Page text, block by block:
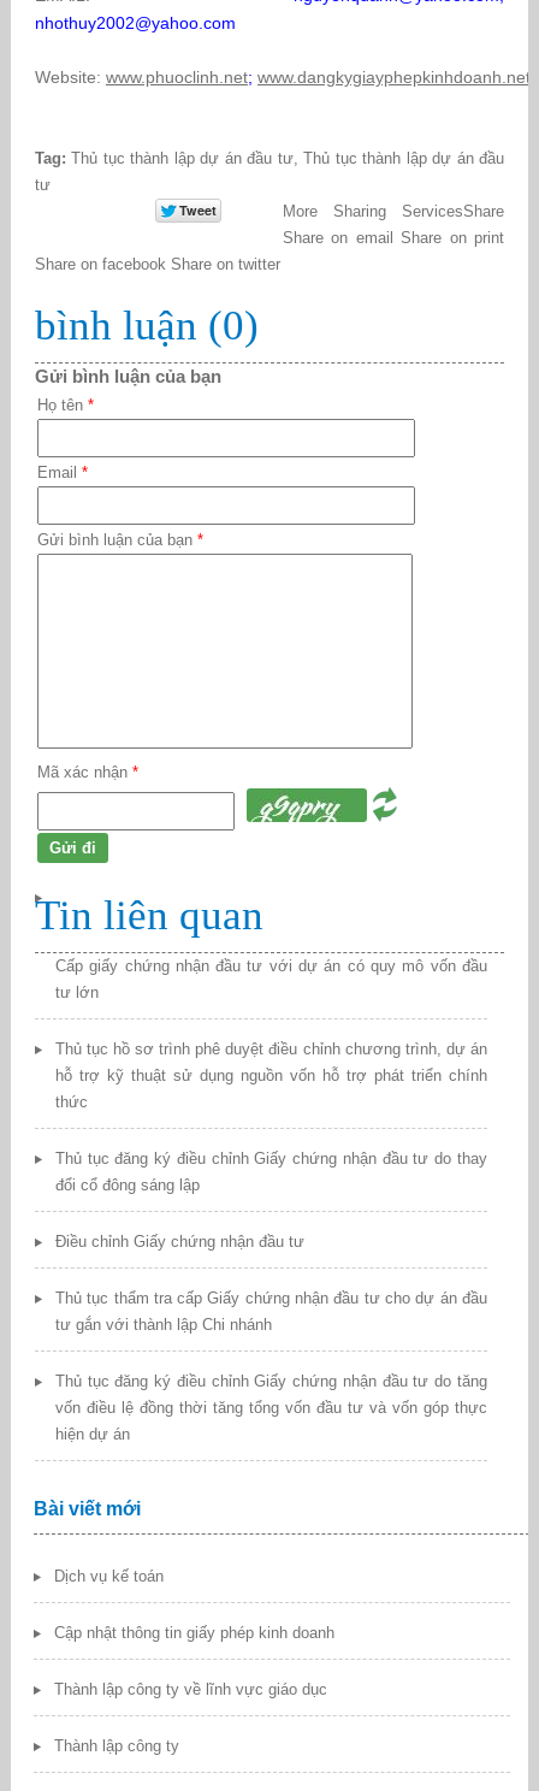
nhothuy2002@yahoo.com
Website: www.phuoclinh.net; www.dangkygiayphepkinhdoanh.net
Tag:Thủ tục thành lập dự án đầu tư,Thủ tục thành lập dự án đầu
tư
More Sharing ServicesShare
Share on email
Share on print
Share on facebook Share on twitter
bình luận (0)
Gửi bình luận của bạn
Họ tên *
Email *
Gửi bình luận của bạn *
Mã xác nhận *
Tin liên quan
Cấp giấy chứng nhận đầu tư với dự án có quy mô vốn đầu
tư lớn
Thủ tục hồ sơ trình phê duyệt điều chỉnh chương trình, dự án
hỗ trợ kỹ thuật sử dụng nguồn vốn hỗ trợ phát triển chính
thức
Thủ tục đăng ký điều chỉnh Giấy chứng nhận đầu tư do thay
đổi cổ đông sáng lập
Điều chỉnh Giấy chứng nhận đầu tư
Thủ tục thẩm tra cấp Giấy chứng nhận đầu tư cho dự án đầu
tư gắn với thành lập Chi nhánh
Thủ tục đăng ký điều chỉnh Giấy chứng nhận đầu tư do tăng
vốn điều lệ đồng thời tăng tổng vốn đầu tư và vốn góp thực
hiện dự án
Bài viết mới
Dịch vụ kế toán
Cập nhật thông tin giấy phép kinh doanh
Thành lập công ty về lĩnh vực giáo dục
Thành lập công ty